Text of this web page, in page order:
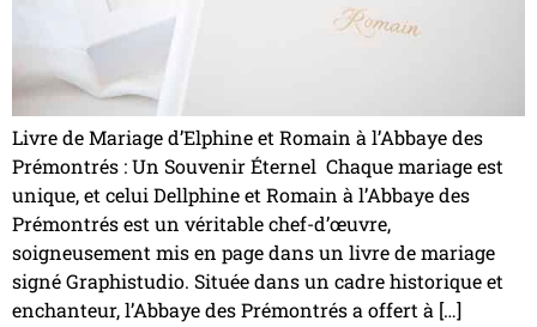
Livre de Mariage d’Elphine et Romain à l’Abbaye des
Prémontrés : Un Souvenir Éternel Chaque mariage est
unique, et celui Dellphine et Romain à l’Abbaye des
Prémontrés est un véritable chef-d’œuvre,
soigneusement mis en page dans un livre de mariage
signé Graphistudio. Située dans un cadre historique et
enchanteur, l’Abbaye des Prémontrés a offert à […]